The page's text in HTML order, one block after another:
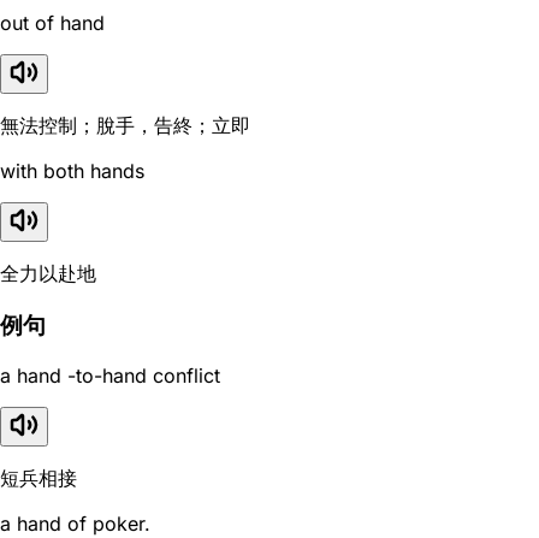
out of hand
無法控制；脫手，告終；立即
with both hands
全力以赴地
例句
a hand -to-hand conflict
短兵相接
a hand of poker.